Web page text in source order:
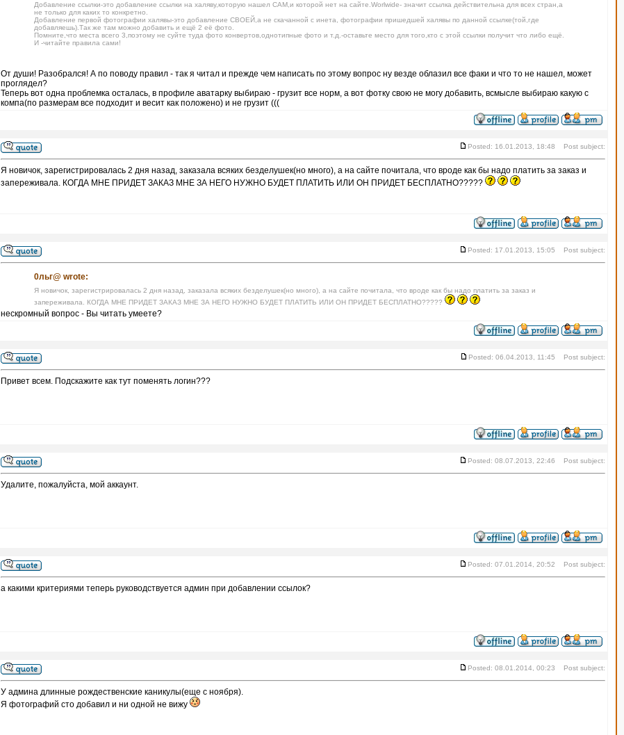
Добавление ссылки-это добавление ссылки на халяву,которую нашел САМ,и которой нет на сайте.Worlwide- значит ссылка действительна для всех стран,а
не только для каких то конкретно.
Добавление первой фотографии халявы-это добавление СВОЕЙ,а не скачанной с инета, фотографии пришедшей халявы по данной ссылке(той,где
добавляешь).Так же там можно добавить и ещё 2 её фото.
Помните,что места всего 3,поэтому не суйте туда фото конвертов,однотипные фото и т.д.-оставьте место для того,кто с этой ссылки получит что либо ещё.
И -читайте правила сами!
От души! Разобрался! А по поводу правил - так я читал и прежде чем написать по этому вопрос ну везде облазил все факи и что то не нашел, может
проглядел?
Теперь вот одна проблемка осталась, в профиле аватарку выбираю - грузит все норм, а вот фотку свою не могу добавить, всмысле выбираю какую с
компа(по размерам все подходит и весит как положено) и не грузит (((
Posted: 16.01.2013, 18:48 Post subject:
Я новичок, зарегистрировалась 2 дня назад, заказала всяких безделушек(но много), а на сайте почитала, что вроде как бы надо платить за заказ и
запереживала. КОГДА МНЕ ПРИДЕТ ЗАКАЗ МНЕ ЗА НЕГО НУЖНО БУДЕТ ПЛАТИТЬ ИЛИ ОН ПРИДЕТ БЕСПЛАТНО?????
Posted: 17.01.2013, 15:05 Post subject:
0льг@ wrote:
Я новичок, зарегистрировалась 2 дня назад, заказала всяких безделушек(но много), а на сайте почитала, что вроде как бы надо платить за заказ и
запереживала. КОГДА МНЕ ПРИДЕТ ЗАКАЗ МНЕ ЗА НЕГО НУЖНО БУДЕТ ПЛАТИТЬ ИЛИ ОН ПРИДЕТ БЕСПЛАТНО?????
нескромный вопрос - Вы читать умеете?
Posted: 06.04.2013, 11:45 Post subject:
Привет всем. Подскажите как тут поменять логин???
Posted: 08.07.2013, 22:46 Post subject:
Удалите, пожалуйста, мой аккаунт.
Posted: 07.01.2014, 20:52 Post subject:
а какими критериями теперь руководствуется админ при добавлении ссылок?
Posted: 08.01.2014, 00:23 Post subject:
У админа длинные рождественские каникулы(еще с ноября).
Я фотографий сто добавил и ни одной не вижу